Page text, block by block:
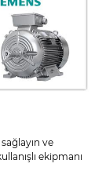
ve
ekipmanı